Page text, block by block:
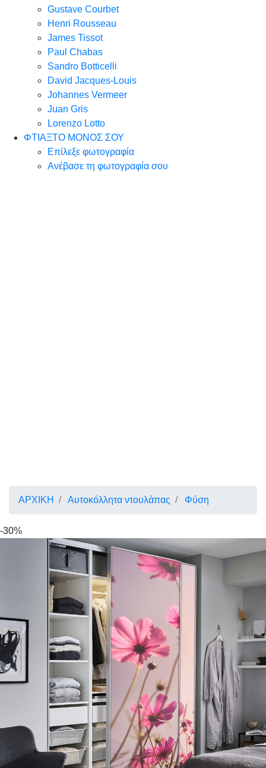
Gustave Courbet
Henri Rousseau
James Tissot
Paul Chabas
Sandro Botticelli
David Jacques-Louis
Johannes Vermeer
Juan Gris
Lorenzo Lotto
ΦΤΙΑΞΤΟ ΜΟΝΟΣ ΣΟΥ
Επίλεξε φωτογραφία
Ανέβασε τη φωτογραφία σου
ΑΡΧΙΚΗ Αυτοκόλλητα ντουλάπας Φύση
-30%